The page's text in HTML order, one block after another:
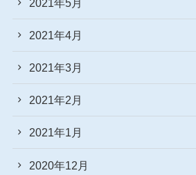
2021年5月
2021年4月
2021年3月
2021年2月
2021年1月
2020年12月